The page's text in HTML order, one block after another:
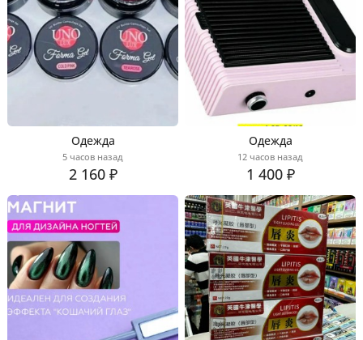
Одежда
5 часов назад
2 160 ₽
Одежда
12 часов назад
1 400 ₽